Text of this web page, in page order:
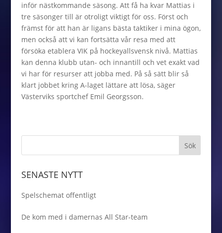
inför nästkommande säsong. Att få ha kvar Mattias i
tre säsonger till är otroligt viktigt för oss. Först och
främst för att han är ligans bästa taktiker i mina ögon,
men också att vi kan fortsätta vår resa med att
försöka etablera VIK på hockeyallsvensk nivå. Mattias
kan denna klubb utan- och innantill och vet exakt vad
vi har för resurser att jobba med. På så sätt blir så
klart jobbet kring A-laget lättare att lösa, säger
Västerviks sportchef Emil Georgsson.
SENASTE NYTT
Spelschemat offentligt
De kom med i damernas All Star-team